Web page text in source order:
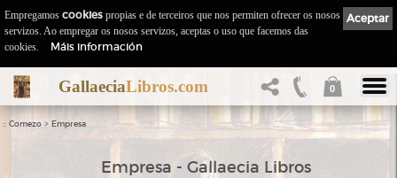
GallaeciaLibros.com 0
:: Comezo > Empresa
Empresa - Gallaecia Libros
Aceptar
Empregamos cookies propias e de terceiros que nos permiten ofrecer os nosos
servizos. Ao empregar os nosos servizos, aceptas o uso que facemos das
cookies.
Máis información